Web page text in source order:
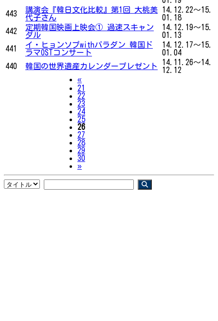
443
講演会『韓日文化比較』第1回 大桃美
代子さん
14.12.22～15.
01.18
442
定期韓国映画上映会① 過速スキャン
ダル
14.12.19～15.
01.13
441
イ・ヒョンソプwithバラダン 韓国ド
ラマOSTコンサート
14.12.17～15.
01.04
440
韓国の世界遺産カレンダープレゼント
14.11.26～14.
12.12
«Previous
21
22
23
24
25
26
27
28
29
30
»Next